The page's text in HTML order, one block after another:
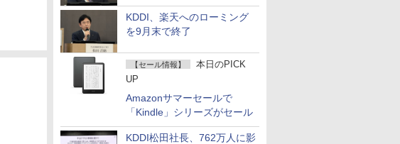
KDDI、楽天へのローミング
を9月末で終了
【セール情報】
本日のPICK
UP
Amazonサマーセールで
「Kindle」シリーズがセール
KDDI松田社長、762万人に影